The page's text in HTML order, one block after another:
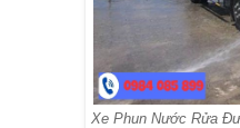
Xe Phun Nước Rửa